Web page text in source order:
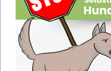
Situationen nicht genau,
Aufreiten kommt bei der
Erregung, bei Aufregung,
Übersprungsverhalten
Aggressionen oder
auftreten.